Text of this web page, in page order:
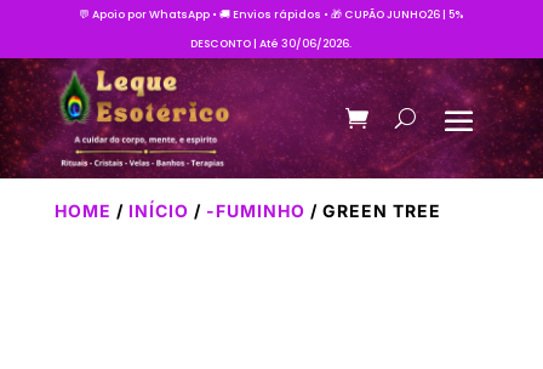
💬 Apoio por WhatsApp • 🚚 Envios rápidos • 🎁 CUPÃO JUNHO26 | 5%
DESCONTO | Até 30/06/2026.
HOME / INÍCIO / -FUMINHO / GREEN TREE